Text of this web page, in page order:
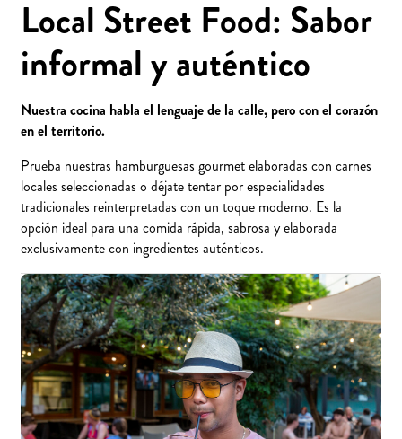
Local Street Food: Sabor
informal y auténtico
Nuestra cocina habla el lenguaje de la calle, pero con el corazón
en el territorio.
Prueba nuestras hamburguesas gourmet elaboradas con carnes
locales seleccionadas o déjate tentar por especialidades
tradicionales reinterpretadas con un toque moderno. Es la
opción ideal para una comida rápida, sabrosa y elaborada
exclusivamente con ingredientes auténticos.